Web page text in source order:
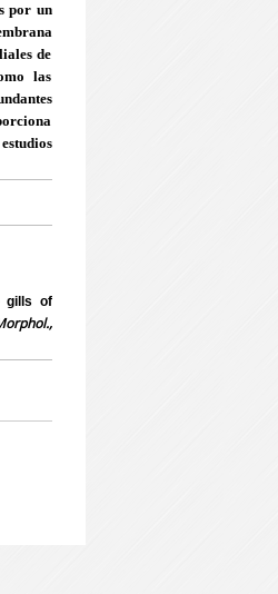
por un
de
las
gills of